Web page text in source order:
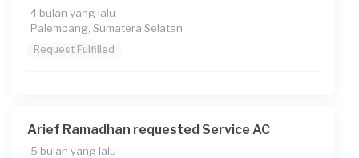
Catatan
4 bulan yang lalu
Palembang, Sumatera Selatan
Request Fulfilled
Arief Ramadhan requested Service AC
5 bulan yang lalu